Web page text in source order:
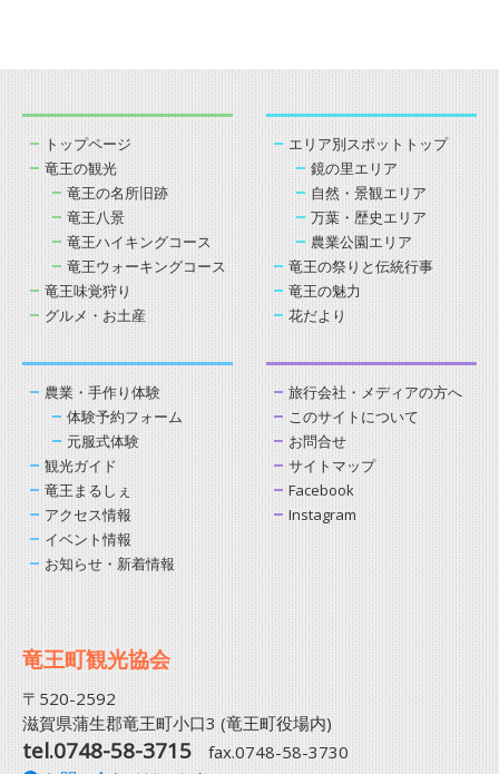
トップページ
竜王の観光
竜王の名所旧跡
竜王八景
竜王ハイキングコース
竜王ウォーキングコース
竜王味覚狩り
グルメ・お土産
エリア別スポットトップ
鏡の里エリア
自然・景観エリア
万葉・歴史エリア
農業公園エリア
竜王の祭りと伝統行事
竜王の魅力
花だより
農業・手作り体験
体験予約フォーム
元服式体験
観光ガイド
竜王まるしぇ
アクセス情報
イベント情報
お知らせ・新着情報
旅行会社・メディアの方へ
このサイトについて
お問合せ
サイトマップ
Facebook
Instagram
竜王町観光協会
〒520-2592
滋賀県蒲生郡竜王町小口3 (竜王町役場内)
tel.0748-58-3715 fax.0748-58-3730